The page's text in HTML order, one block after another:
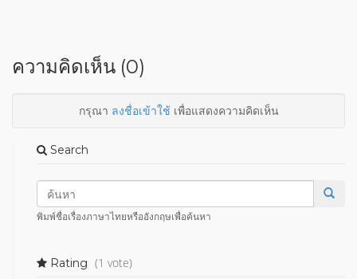
ความคิดเห็น (0)
กรุณา ลงชื่อเข้าใช้เพื่อแสดงความคิดเห็น
Search
พิมพ์ชื่อเรื่องภาษาไทยหรืออังกฤษเพื่อค้นหา
Rating (1 vote)